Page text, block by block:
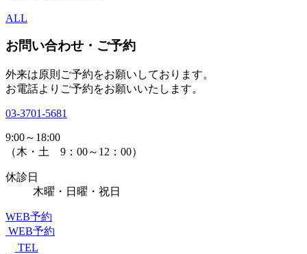
ALL
お問い合わせ・ご予約
外来は原則ご予約をお願いしております。
お電話よりご予約をお願いいたします。
03-3701-5681
9:00～18:00
（木・土 9：00～12：00）
休診日
木曜・日曜・祝日
WEB予約
WEB予約
TEL